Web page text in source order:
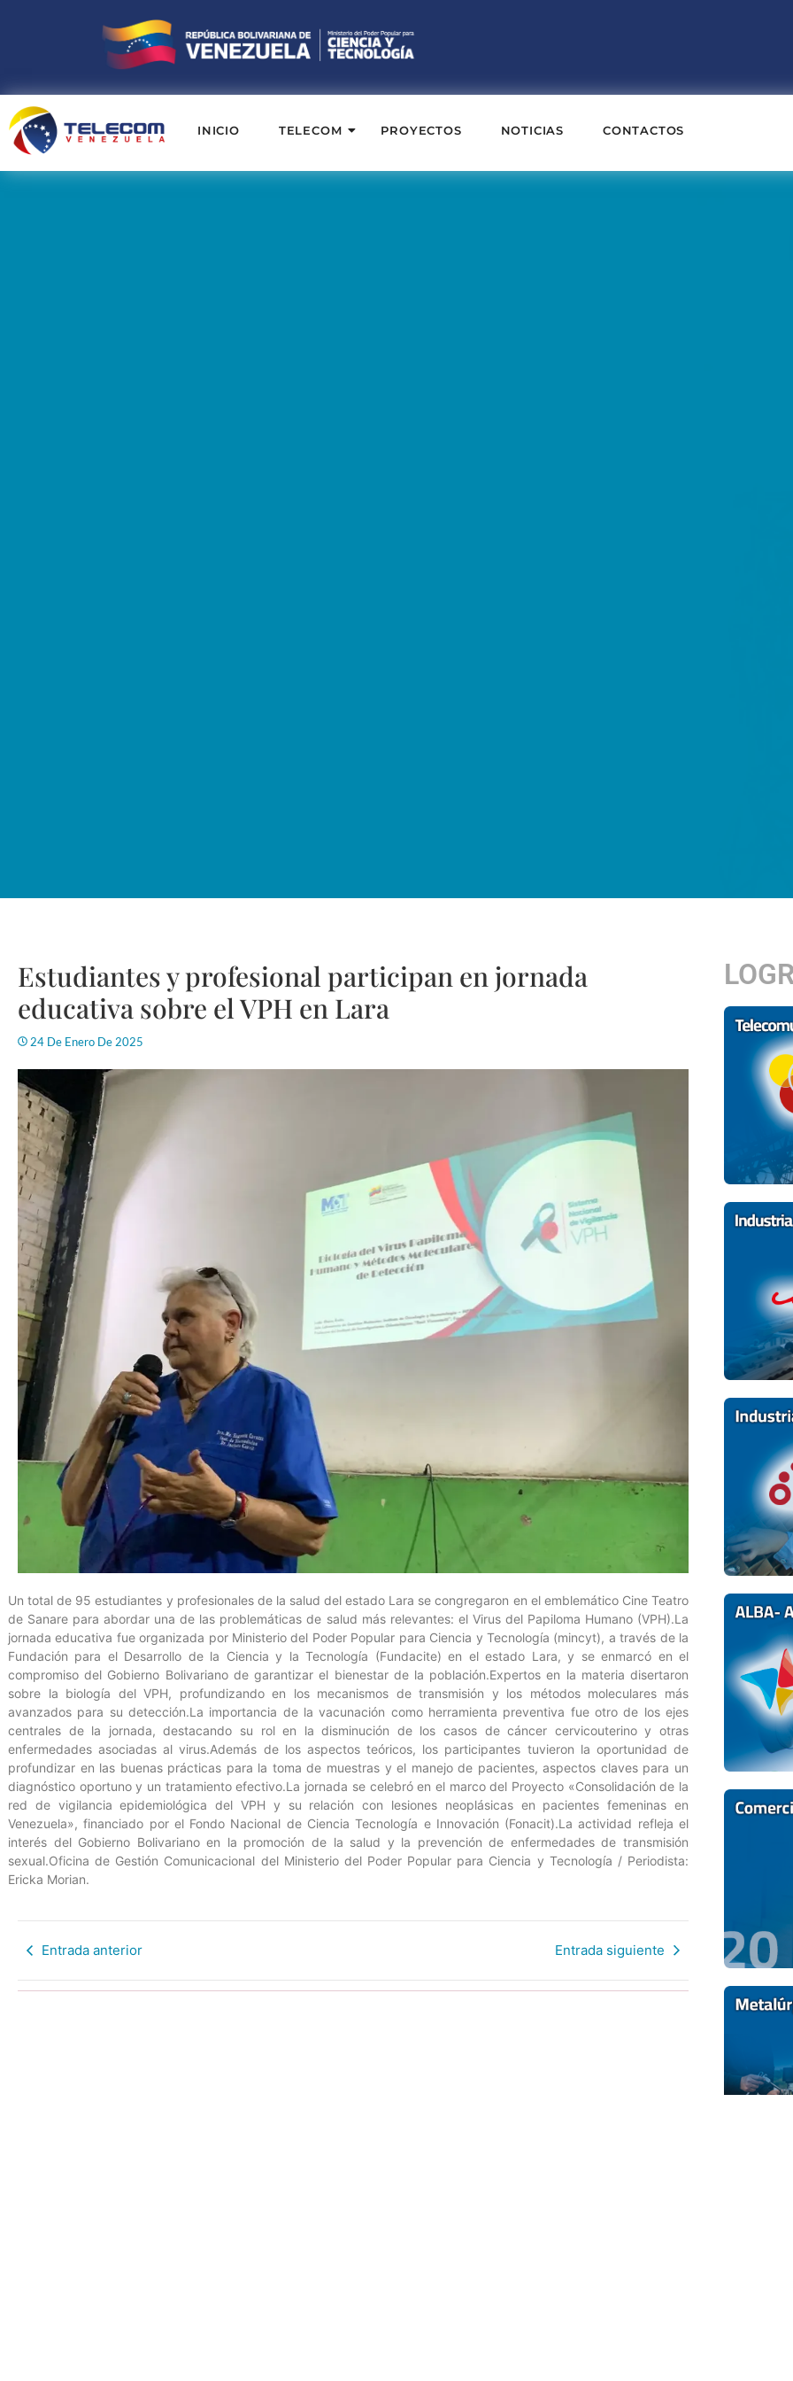
INICIO TELECOM PROYECTOS NOTICIAS CONTACTOS
Estudiantes y profesional participan en jornada
educativa sobre el VPH en Lara
24 De Enero De 2025
Un total de 95 estudiantes y profesionales de la salud del estado Lara se congregaron en el emblemático Cine Teatro
de Sanare para abordar una de las problemáticas de salud más relevantes: el Virus del Papiloma Humano (VPH).La
jornada educativa fue organizada por Ministerio del Poder Popular para Ciencia y Tecnología (mincyt), a través de la
Fundación para el Desarrollo de la Ciencia y la Tecnología (Fundacite) en el estado Lara, y se enmarcó en el
compromiso del Gobierno Bolivariano de garantizar el bienestar de la población.Expertos en la materia disertaron
sobre la biología del VPH, profundizando en los mecanismos de transmisión y los métodos moleculares más
avanzados para su detección.La importancia de la vacunación como herramienta preventiva fue otro de los ejes
centrales de la jornada, destacando su rol en la disminución de los casos de cáncer cervicouterino y otras
enfermedades asociadas al virus.Además de los aspectos teóricos, los participantes tuvieron la oportunidad de
profundizar en las buenas prácticas para la toma de muestras y el manejo de pacientes, aspectos claves para un
diagnóstico oportuno y un tratamiento efectivo.La jornada se celebró en el marco del Proyecto «Consolidación de la
red de vigilancia epidemiológica del VPH y su relación con lesiones neoplásicas en pacientes femeninas en
Venezuela», financiado por el Fondo Nacional de Ciencia Tecnología e Innovación (Fonacit).La actividad refleja el
interés del Gobierno Bolivariano en la promoción de la salud y la prevención de enfermedades de transmisión
sexual.Oficina de Gestión Comunicacional del Ministerio del Poder Popular para Ciencia y Tecnología / Periodista:
Ericka Morian.
Entrada anterior Entrada siguiente